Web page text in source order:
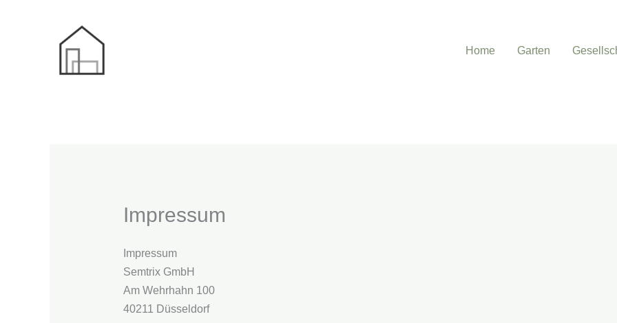
Home Garten
Impressum
Impressum
Semtrix GmbH
Am Wehrhahn 100
40211 Düsseldorf